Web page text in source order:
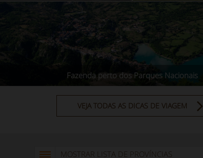
Fazenda perto dos Parques Nacionais
VEJA TODAS AS DICAS DE VIAGEM
MOSTRAR LISTA DE PROVÍNCIAS